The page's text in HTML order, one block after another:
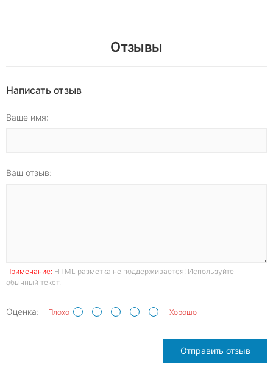
Отзывы
Написать отзыв
Ваше имя:
Ваш отзыв:
Примечание: HTML разметка не поддерживается! Используйте
обычный текст.
Оценка: Плохо Хорошо
Отправить отзыв